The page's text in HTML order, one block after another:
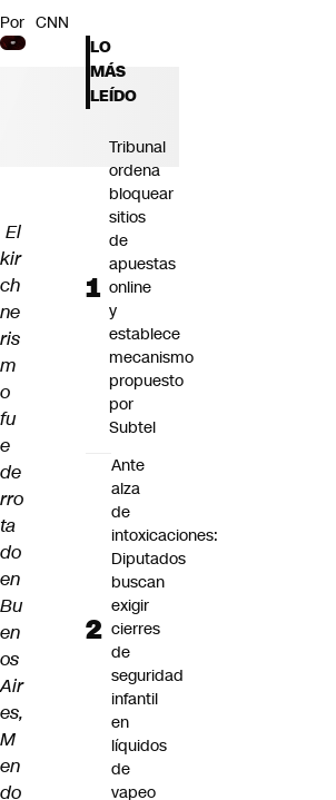
Por CNN
El
kir
ch
ne
ris
m
o
fu
e
de
rro
ta
do
en
Bu
en
os
Air
es,
M
en
do
LO
MÁS
LEÍDO
Tribunal
ordena
bloquear
sitios
de
apuestas
online
y
establece
mecanismo
propuesto
por
Subtel
Ante
alza
de
intoxicaciones:
Diputados
buscan
exigir
cierres
de
seguridad
infantil
en
líquidos
de
vapeo